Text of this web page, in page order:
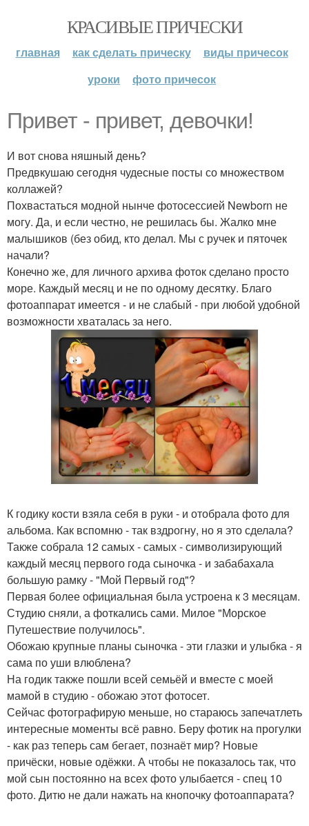
КРАСИВЫЕ ПРИЧЕСКИ
главная как сделать прическу
виды причесок
уроки
фото причесок
Привет - привет, девочки!
И вот снова няшный день?
Предвкушаю сегодня чудесные посты со множеством
коллажей?
Похвастаться модной нынче фотосессией Newborn не
могу. Да, и если честно, не решилась бы. Жалко мне
малышиков (без обид, кто делал. Мы с ручек и пяточек
начали?
Конечно же, для личного архива фоток сделано просто
море. Каждый месяц и не по одному десятку. Благо
фотоаппарат имеется - и не слабый - при любой удобной
возможности хваталась за него.
К годику кости взяла себя в руки - и отобрала фото для
альбома. Как вспомню - так вздрогну, но я это сделала?
Также собрала 12 самых - самых - символизирующий
каждый месяц первого года сыночка - и забабахала
большую рамку - "Мой Первый год"?
Первая более официальная была устроена к 3 месяцам.
Студию сняли, а фоткались сами. Милое "Морское
Путешествие получилось".
Обожаю крупные планы сыночка - эти глазки и улыбка - я
сама по уши влюблена?
На годик также пошли всей семьёй и вместе с моей
мамой в студию - обожаю этот фотосет.
Сейчас фотографирую меньше, но стараюсь запечатлеть
интересные моменты всё равно. Беру фотик на прогулки
- как раз теперь сам бегает, познаёт мир? Новые
причёски, новые одёжки. А чтобы не показалось так, что
мой сын постоянно на всех фото улыбается - спец 10
фото. Дитю не дали нажать на кнопочку фотоаппарата?